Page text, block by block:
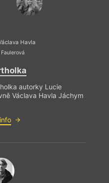
Havla
autorky Lucie
Václava Havla Jáchym